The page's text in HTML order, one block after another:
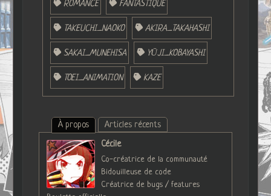
ROMANCE FANTASTIQUE
TAKEUCHI_NAOKO AKIRA_TAKAHASHI
SAKAI_MUNEHISA YŪJI_KOBAYASHI
TOEI_ANIMATION KAZE
À propos
Articles récents
Cécile
Co-créatrice de la communauté
Bidouilleuse de code
Créatrice de bugs / features